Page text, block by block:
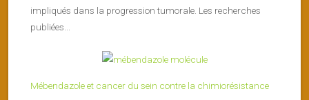
impliqués dans la progression tumorale. Les recherches
publiées...
Mébendazole et cancer du sein contre la chimiorésistance